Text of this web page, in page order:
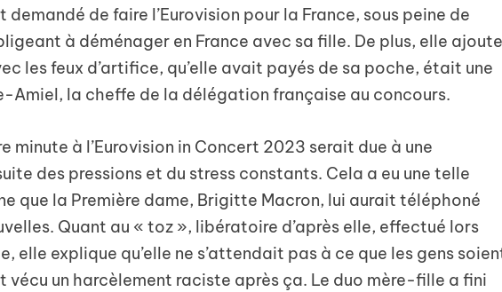
de faire l’Eurovision pour la France, sous peine de
à déménager en France avec sa fille. De plus, elle
les feux d’artifice, qu’elle avait payés de sa poche, était une
Amiel, la cheffe de la délégation française au concours.
minute à l’Eurovision in Concert 2023 serait due à une
des pressions et du stress constants. Cela a eu une telle
que la Première dame, Brigitte Macron, lui aurait téléphoné
Quant au « toz », libératoire d’après elle, effectué lors
elle explique qu’elle ne s’attendait pas à ce que les gens
vécu un harcèlement raciste après ça. Le duo mère-fille a fini